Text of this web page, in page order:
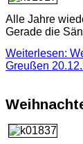
Alle Jahre
Gerade die
Weiterlesen:
Greußen